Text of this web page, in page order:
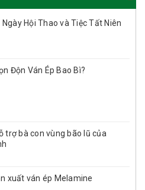
Hội Thao và Tiệc Tất Niên
Độn Ván Ép Bao Bì?
trợ bà con vùng bão lũ của
xuất ván ép Melamine